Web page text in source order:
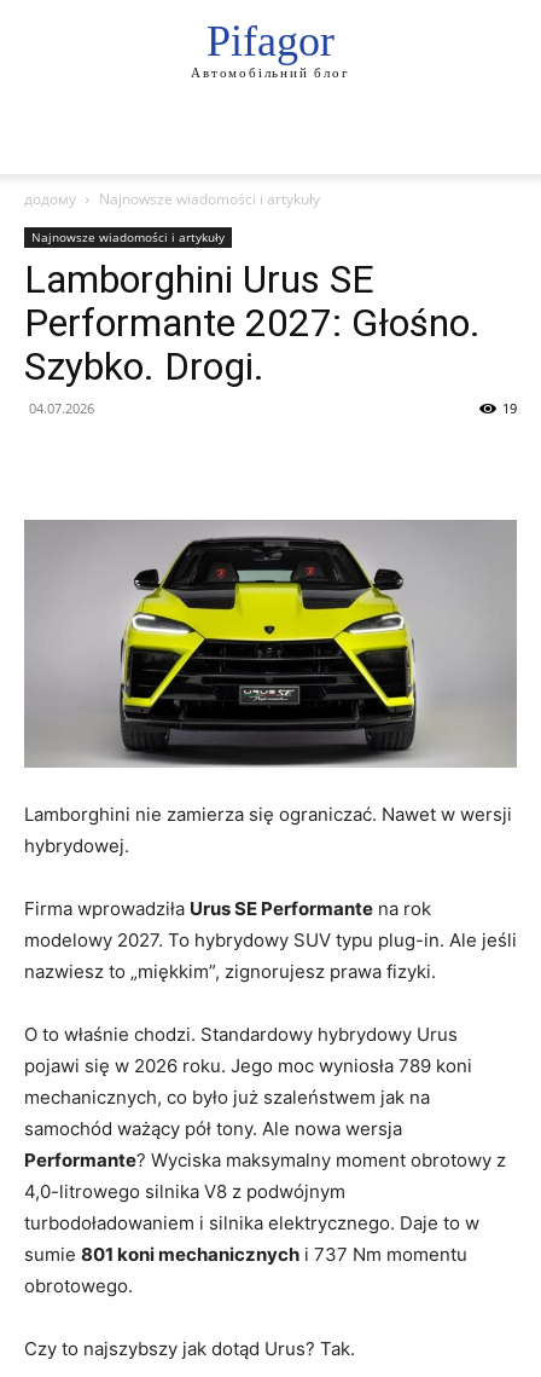
Pifagor
Автомобільний блог
додому Najnowsze wiadomości i artykuły
Najnowsze wiadomości i artykuły
Lamborghini Urus SE
Performante 2027: Głośno.
Szybko. Drogi.
04.07.2026 19
Lamborghini nie zamierza się ograniczać. Nawet w wersji
hybrydowej.
Firma wprowadziła Urus SE Performante na rok
modelowy 2027. To hybrydowy SUV typu plug-in. Ale jeśli
nazwiesz to „miękkim”, zignorujesz prawa fizyki.
O to właśnie chodzi. Standardowy hybrydowy Urus
pojawi się w 2026 roku. Jego moc wyniosła 789 koni
mechanicznych, co było już szaleństwem jak na
samochód ważący pół tony. Ale nowa wersja
Performante? Wyciska maksymalny moment obrotowy z
4,0-litrowego silnika V8 z podwójnym
turbodoładowaniem i silnika elektrycznego. Daje to w
sumie 801 koni mechanicznych i 737 Nm momentu
obrotowego.
Czy to najszybszy jak dotąd Urus? Tak.